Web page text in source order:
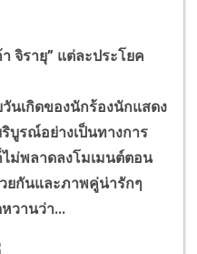
า จิรายุ” แต่ละประโยค
เกิดของนักร้องนักแสดง
บูรณ์อย่างเป็นทางการ
ไม่พลาดลงโมเมนต์ตอน
ยกันและภาพคู่น่ารักๆ
วานว่า...